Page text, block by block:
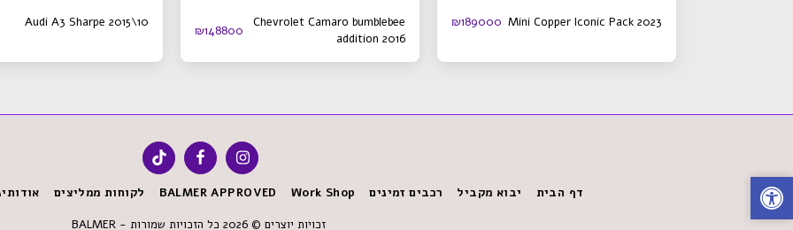
Mini Copper Iconic Pack 2023
₪189000
Chevrolet Camaro bumblebee
addition 2016
₪148800
Audi A3 Sharpe 2015\10
דף הבית יבוא מקביל רכבים זמינים Work Shop
BALMER APPROVED לקוחות ממליצים
זכויות יוצרים © 2026 כל הזכויות שמורות -
BALMER